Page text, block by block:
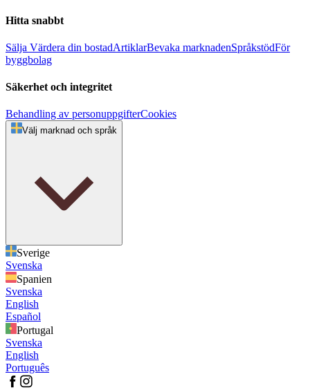
Hitta snabbt
Sälja Värdera din bostadArtiklarBevaka marknadenSpråkstödFör
byggbolag
Säkerhet och integritet
Behandling av personuppgifterCookies
Välj marknad och språk
Sverige
Svenska
Spanien
Svenska
English
Español
Portugal
Svenska
English
Português